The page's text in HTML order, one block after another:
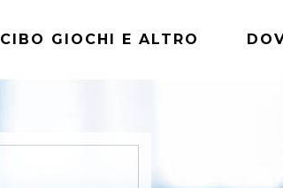
CIBO GIOCHI E ALTRO